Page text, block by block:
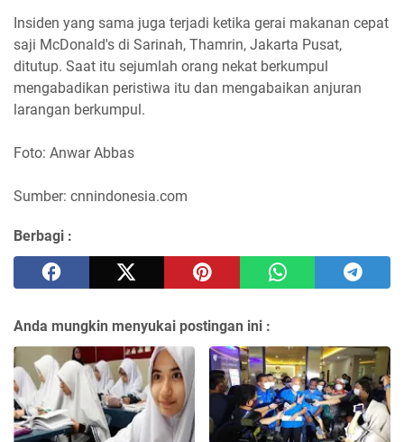
Insiden yang sama juga terjadi ketika gerai makanan cepat
saji McDonald's di Sarinah, Thamrin, Jakarta Pusat,
ditutup. Saat itu sejumlah orang nekat berkumpul
mengabadikan peristiwa itu dan mengabaikan anjuran
larangan berkumpul.
Foto: Anwar Abbas
Sumber: cnnindonesia.com
Berbagi :
Anda mungkin menyukai postingan ini :